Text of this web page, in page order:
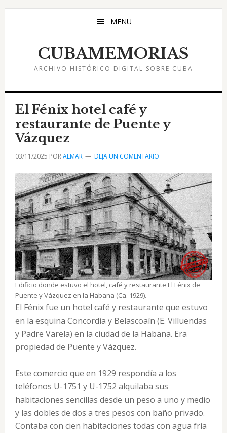
Saltar
Saltar
Saltar
MENU
CUBAMEMORIAS
ARCHIVO HISTÓRICO DIGITAL SOBRE CUBA
El Fénix hotel café y
restaurante de Puente y
Vázquez
03/11/2025 PORALMAR DEJA UN COMENTARIO
Edificio donde estuvo el hotel, café y restaurante El Fénix de
Puente y Vázquez en la Habana (Ca. 1929).
El Fénix fue un hotel café y restaurante que estuvo
en la esquina Concordia y Belascoaín (E. Villuendas
y Padre Varela) en la ciudad de la Habana. Era
propiedad de Puente y Vázquez.
Este comercio que en 1929 respondía a los
teléfonos U-1751 y U-1752 alquilaba sus
habitaciones sencillas desde un peso a uno y medio
y las dobles de dos a tres pesos con baño privado.
Contaba con cien habitaciones todas con agua fría